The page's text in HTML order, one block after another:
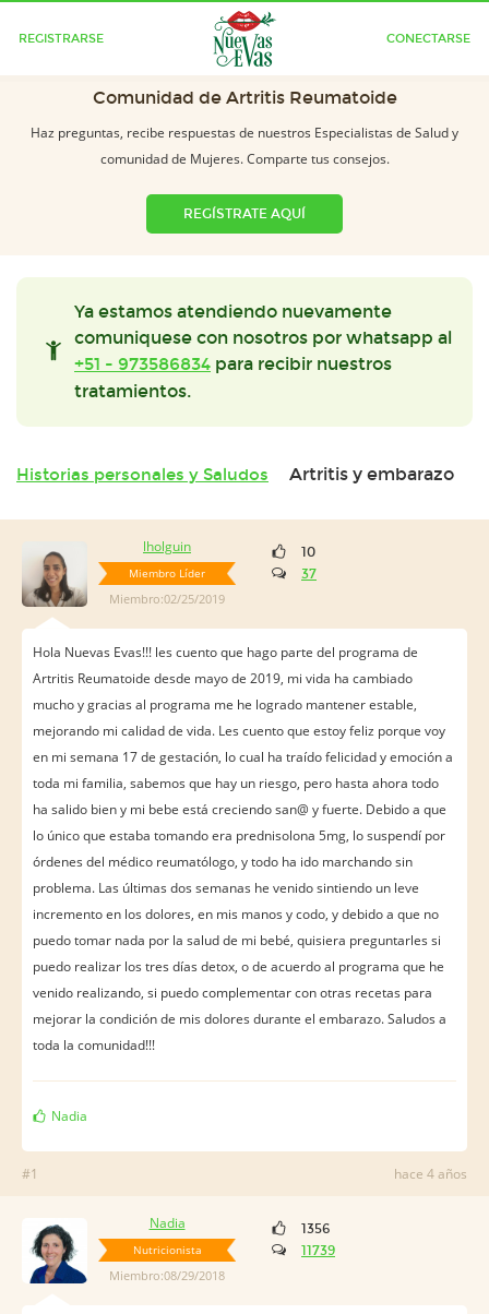
REGISTRARSE CONECTARSE
Comunidad de Artritis Reumatoide
Haz preguntas, recibe respuestas de nuestros Especialistas de Salud y
comunidad de Mujeres. Comparte tus consejos.
REGÍSTRATE AQUÍ
Ya estamos atendiendo nuevamente
comuniquese con nosotros por whatsapp al
+51 - 973586834 para recibir nuestros
tratamientos.
Historias personales y Saludos Artritis y embarazo
lholguin
Miembro Líder
Miembro:02/25/2019
10
37
Hola Nuevas Evas!!! les cuento que hago parte del programa de
Artritis Reumatoide desde mayo de 2019, mi vida ha cambiado
mucho y gracias al programa me he logrado mantener estable,
mejorando mi calidad de vida. Les cuento que estoy feliz porque voy
en mi semana 17 de gestación, lo cual ha traído felicidad y emoción a
toda mi familia, sabemos que hay un riesgo, pero hasta ahora todo
ha salido bien y mi bebe está creciendo san@ y fuerte. Debido a que
lo único que estaba tomando era prednisolona 5mg, lo suspendí por
órdenes del médico reumatólogo, y todo ha ido marchando sin
problema. Las últimas dos semanas he venido sintiendo un leve
incremento en los dolores, en mis manos y codo, y debido a que no
puedo tomar nada por la salud de mi bebé, quisiera preguntarles si
puedo realizar los tres días detox, o de acuerdo al programa que he
venido realizando, si puedo complementar con otras recetas para
mejorar la condición de mis dolores durante el embarazo. Saludos a
toda la comunidad!!!
Nadia
#1 hace 4 años
Nadia
Nutricionista
Miembro:08/29/2018
1356
11739